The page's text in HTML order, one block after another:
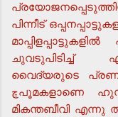
പിന്നീട്
ചുവടുപിടിച്ച്
വൈദ്യരുടെ
ڇപൂമകളാണെ ഹുസുനുല്‍ ജമാല്‍ പുന്നാരത്താ ളം
മികന്തബീവി എന്നു